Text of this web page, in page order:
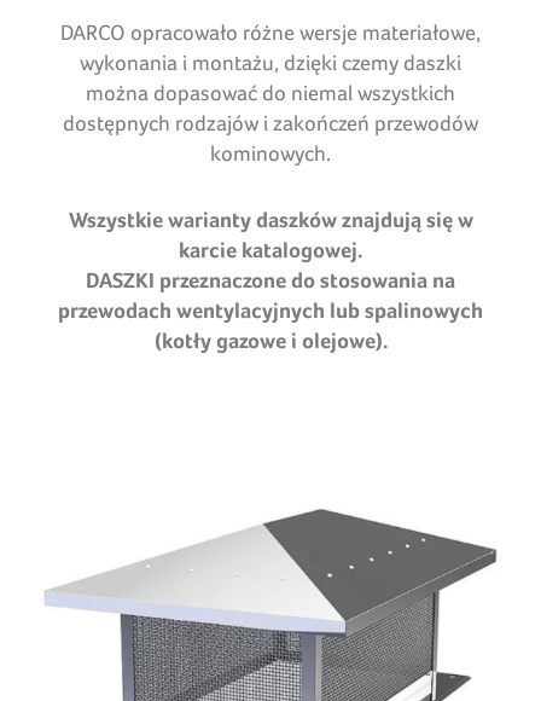
DARCO opracowało różne wersje materiałowe,
wykonania i montażu, dzięki czemy daszki
można dopasować do niemal wszystkich
dostępnych rodzajów i zakończeń przewodów
kominowych.
Wszystkie warianty daszków znajdują się w
karcie katalogowej.
DASZKI przeznaczone do stosowania na
przewodach wentylacyjnych lub spalinowych
(kotły gazowe i olejowe).